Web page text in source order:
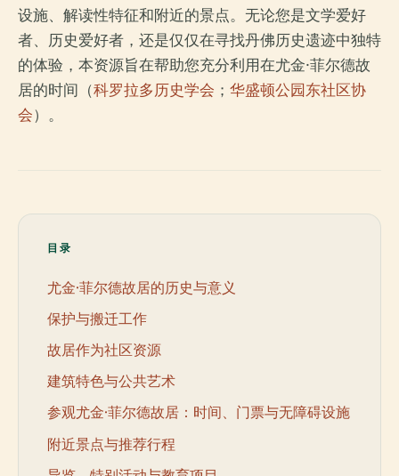
设施、解读性特征和附近的景点。无论您是文学爱好
者、历史爱好者，还是仅仅在寻找丹佛历史遗迹中独特
的体验，本资源旨在帮助您充分利用在尤金·菲尔德故
居的时间（科罗拉多历史学会 ； 华盛顿公园东社区协
会）。
目录
尤金·菲尔德故居的历史与意义
保护与搬迁工作
故居作为社区资源
建筑特色与公共艺术
参观尤金·菲尔德故居：时间、门票与无障碍设施
附近景点与推荐行程